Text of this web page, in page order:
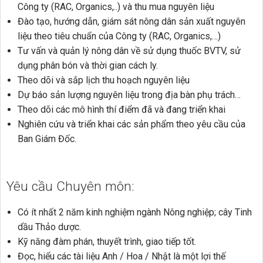
Công ty (RAC, Organics,..) và thu mua nguyên liệu
Đào tạo, hướng dẫn, giám sát nông dân sản xuất nguyên
liệu theo tiêu chuẩn của Công ty (RAC, Organics,…)
Tư vấn và quản lý nông dân về sử dụng thuốc BVTV, sử
dụng phân bón và thời gian cách ly.
Theo dõi và sắp lịch thu hoạch nguyên liệu
Dự báo sản lượng nguyên liệu trong địa bàn phụ trách…
Theo dõi các mô hình thí điểm đã và đang triển khai
Nghiên cứu và triển khai các sản phẩm theo yêu cầu của
Ban Giám Đốc.
Yêu cầu Chuyên môn:
Có ít nhất 2 năm kinh nghiệm ngành Nông nghiệp; cây Tinh
dầu Thảo dược.
Kỹ năng đàm phán, thuyết trình, giao tiếp tốt.
Đọc, hiểu các tài liệu Anh / Hoa / Nhật là một lợi thế